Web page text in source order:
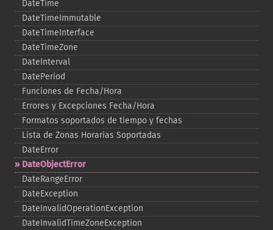
DateTime
DateTimeImmutable
DateTimeInterface
DateTimeZone
DateInterval
DatePeriod
Funciones de Fecha/Hora
Errores y Excepciones Fecha/Hora
Formatos soportados de tiempo y fechas
Lista de Zonas Horarias Soportadas
DateError
DateObjectError
DateRangeError
DateException
DateInvalidOperationException
DateInvalidTimeZoneException